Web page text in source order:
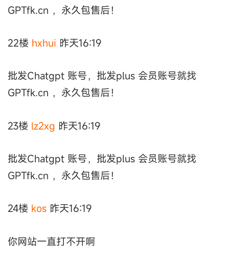
GPTfk.cn ，永久包售后！
22楼 hxhui 昨天16:19
批发Chatgpt 账号，批发plus 会员账号就找
GPTfk.cn ，永久包售后！
23楼 lz2xg 昨天16:19
批发Chatgpt 账号，批发plus 会员账号就找
GPTfk.cn ，永久包售后！
24楼 kos 昨天16:19
你网站一直打不开啊